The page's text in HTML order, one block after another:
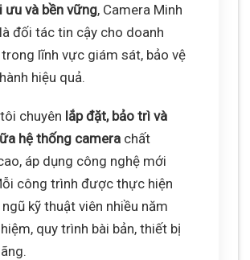
ưu và bền vững, Camera Minh
đối tác tin cậy cho doanh
lĩnh vực giám sát, bảo vệ
hiệu quả.
chuyên lắp đặt, bảo trì và
hệ thống camera chất
áp dụng công nghệ mới
công trình được thực hiện
kỹ thuật viên nhiều năm
quy trình bài bản, thiết bị